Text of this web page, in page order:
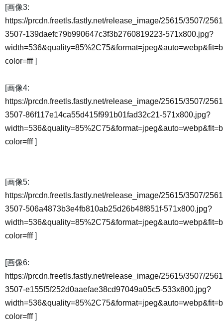
[画像3:
https://prcdn.freetls.fastly.net/release_image/25615/3507/
3507-139daefc79b990647c3f3b2760819223-571x800.jpg?
color=fff]
[画像4:
https://prcdn.freetls.fastly.net/release_image/25615/3507/
3507-86f117e14ca55d415f991b01fad32c21-571x800.jpg?
color=fff]
[画像5:
https://prcdn.freetls.fastly.net/release_image/25615/3507/
3507-506a4873b3e4fb810ab25d26b48f851f-571x800.jpg?
color=fff]
[画像6:
https://prcdn.freetls.fastly.net/release_image/25615/3507/
3507-e155f5f252d0aaefae38cd97049a05c5-533x800.jpg?
color=fff]